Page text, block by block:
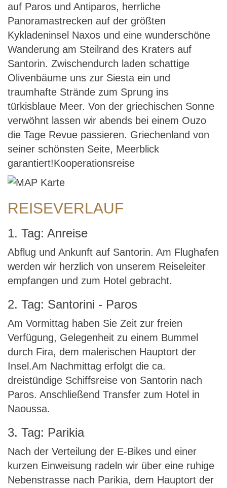
auf Paros und Antiparos, herrliche
Panoramastrecken auf der größten
Kykladeninsel Naxos und eine wunderschöne
Wanderung am Steilrand des Kraters auf
Santorin. Zwischendurch laden schattige
Olivenbäume uns zur Siesta ein und
traumhafte Strände zum Sprung ins
türkisblaue Meer. Von der griechischen Sonne
verwöhnt lassen wir abends bei einem Ouzo
die Tage Revue passieren. Griechenland von
seiner schönsten Seite, Meerblick
garantiert!Kooperationsreise
REISEVERLAUF
1. Tag: Anreise
Abflug und Ankunft auf Santorin. Am Flughafen
werden wir herzlich von unserem Reiseleiter
empfangen und zum Hotel gebracht.
2. Tag: Santorini - Paros
Am Vormittag haben Sie Zeit zur freien
Verfügung, Gelegenheit zu einem Bummel
durch Fira, dem malerischen Hauptort der
Insel.Am Nachmittag erfolgt die ca.
dreistündige Schiffsreise von Santorin nach
Paros. Anschließend Transfer zum Hotel in
Naoussa.
3. Tag: Parikia
Nach der Verteilung der E-Bikes und einer
kurzen Einweisung radeln wir über eine ruhige
Nebenstrasse nach Parikia, dem Hauptort der